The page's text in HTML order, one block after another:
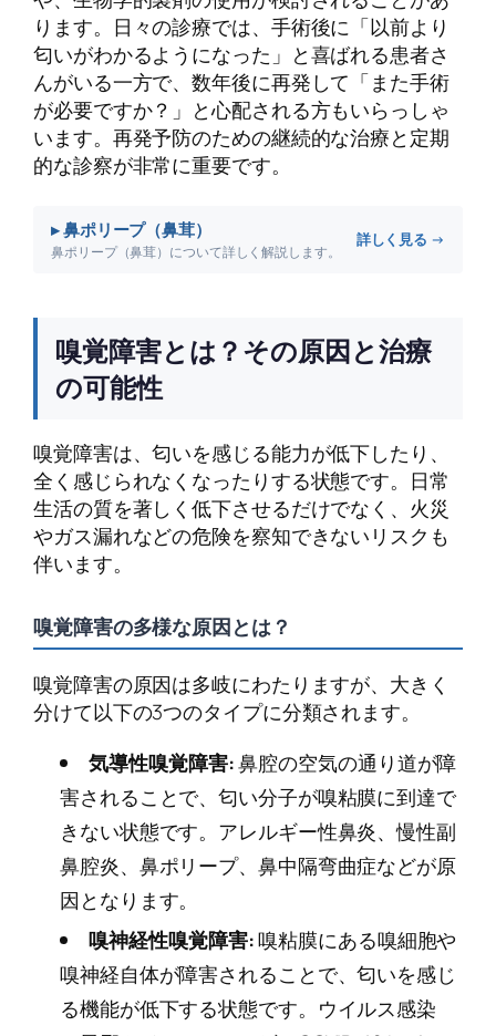
ります。日々の診療では、手術後に「以前より
匂いがわかるようになった」と喜ばれる患者さ
んがいる一方で、数年後に再発して「また手術
が必要ですか？」と心配される方もいらっしゃ
います。再発予防のための継続的な治療と定期
的な診察が非常に重要です。
▸ 鼻ポリープ（鼻茸）
鼻ポリープ（鼻茸）について詳しく解説します。
詳しく見る →
嗅覚障害とは？その原因と治療
の可能性
嗅覚障害は、匂いを感じる能力が低下したり、
全く感じられなくなったりする状態です。日常
生活の質を著しく低下させるだけでなく、火災
やガス漏れなどの危険を察知できないリスクも
伴います。
嗅覚障害の多様な原因とは？
嗅覚障害の原因は多岐にわたりますが、大きく
分けて以下の3つのタイプに分類されます。
気導性嗅覚障害:鼻腔の空気の通り道が障
害されることで、匂い分子が嗅粘膜に到達で
きない状態です。アレルギー性鼻炎、慢性副
鼻腔炎、鼻ポリープ、鼻中隔弯曲症などが原
因となります。
嗅神経性嗅覚障害:嗅粘膜にある嗅細胞や
嗅神経自体が障害されることで、匂いを感じ
る機能が低下する状態です。ウイルス感染